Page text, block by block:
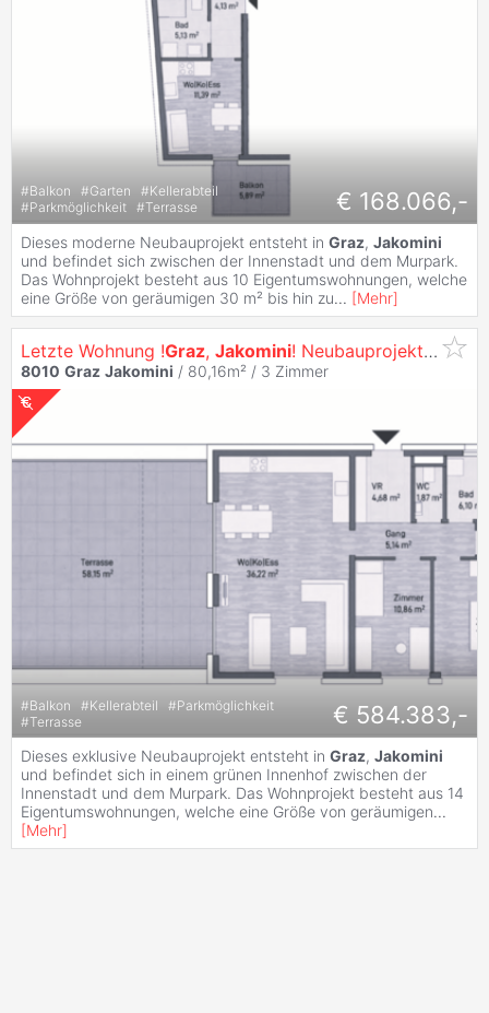
#Balkon #Garten #Kellerabteil
#Parkmöglichkeit #Terrasse € 168.066,-
Dieses moderne Neubauprojekt entsteht in Graz, Jakomini
und befindet sich zwischen der Innenstadt und dem Murpark.
Das Wohnprojekt besteht aus 10 Eigentumswohnungen, welche
eine Größe von geräumigen 30 m² bis hin zu... [Mehr]
Letzte Wohnung !Graz, Jakomini! Neubauprojekt: Exklusive Eigentumswohnung (80m²) mit Terrasse! Provisionsfrei
8010 Graz Jakomini / 80,16m² / 3 Zimmer
#Balkon #Kellerabteil #Parkmöglichkeit
#Terrasse € 584.383,-
Dieses exklusive Neubauprojekt entsteht in Graz, Jakomini
und befindet sich in einem grünen Innenhof zwischen der
Innenstadt und dem Murpark. Das Wohnprojekt besteht aus 14
Eigentumswohnungen, welche eine Größe von geräumigen...
[Mehr]